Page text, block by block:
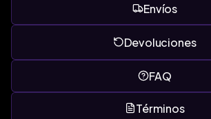
Envíos
Devoluciones
FAQ
Términos